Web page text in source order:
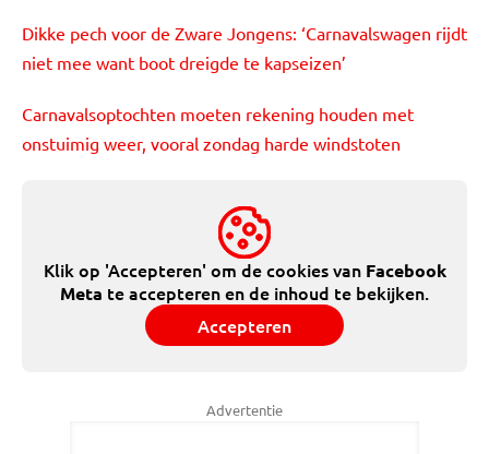
Dikke pech voor de Zware Jongens: ‘Carnavalswagen rijdt
niet mee want boot dreigde te kapseizen’
Carnavalsoptochten moeten rekening houden met
onstuimig weer, vooral zondag harde windstoten
Klik op 'Accepteren' om de cookies van Facebook
Meta te accepteren en de inhoud te bekijken.
Accepteren
Advertentie